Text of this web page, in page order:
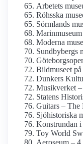
Arbetets
Röhsska
Sörmlands
Moderna
Sundbybergs
Bildmuseet
Dunkers
Musikverket
Statens
Guitars – The
Sjöhistoriska
Konstrundan
Toy World
Aeroseum –